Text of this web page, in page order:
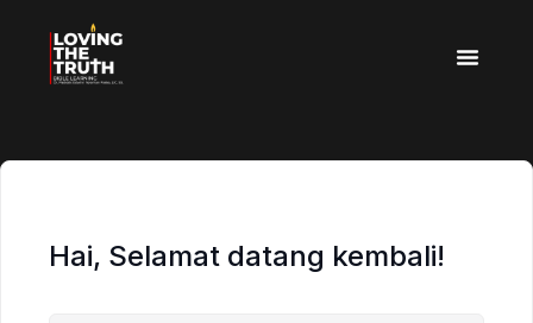
Hai, Selamat datang kembali!